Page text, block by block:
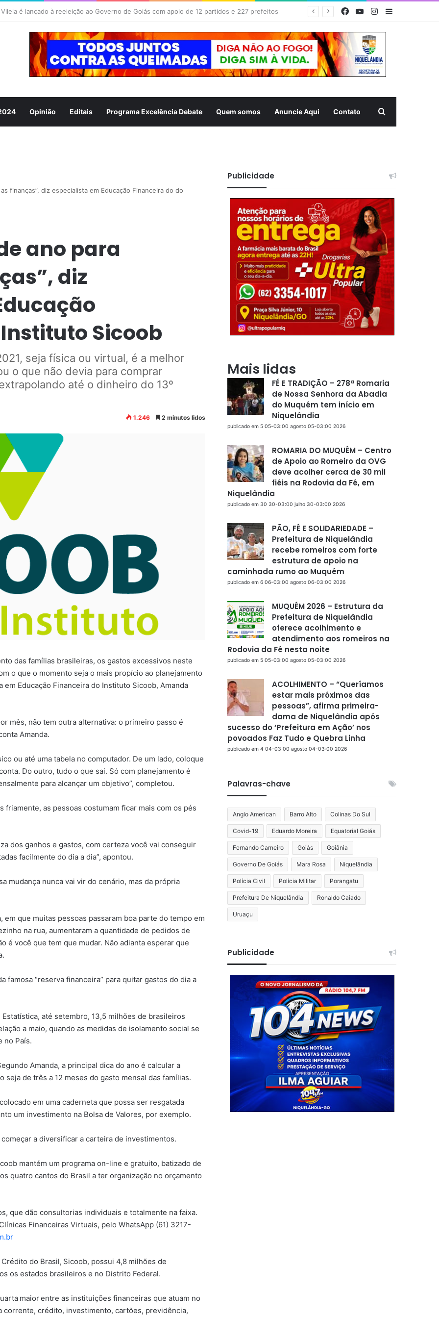
FacebookYouTubeInstagram
Opinião Editais Programa Excelência Debate Quem somos Anuncie Aqui Contato
finanças”, diz especialista em Educação Financeira do do
ano para
diz
Sicoob
seja física ou virtual, é a melhor
o que não devia para comprar
até o dinheiro do 13º
1.246 2 minutos lidos
das famílias brasileiras, os gastos excessivos neste
o que o momento seja o mais propício ao planejamento
Educação Financeira do Instituto Sicoob, Amanda
mês, não tem outra alternativa: o primeiro passo é
Amanda.
ou até uma tabela no computador. De um lado, coloque
Do outro, tudo o que sai. Só com planejamento é
para alcançar um objetivo”, completou.
as pessoas costumam ficar mais com os pés
dos ganhos e gastos, com certeza você vai conseguir
facilmente do dia a dia”, apontou.
mudança nunca vai vir do cenário, mas da própria
que muitas pessoas passaram boa parte do tempo em
na rua, aumentaram a quantidade de pedidos de
é você que tem que mudar. Não adianta esperar que
famosa “reserva financeira” para quitar gastos do dia a
até setembro, 13,5 milhões de brasileiros
a maio, quando as medidas de isolamento social se
no País.
Amanda, a principal dica do ano é calcular a
de três a 12 meses do gasto mensal das famílias.
em uma caderneta que possa ser resgatada
um investimento na Bolsa de Valores, por exemplo.
a diversificar a carteira de investimentos.
mantém um programa on-line e gratuito, batizado de
quatro cantos do Brasil a ter organização no orçamento
que dão consultorias individuais e totalmente na faixa.
Financeiras Virtuais, pelo WhatsApp (61) 3217-
do Brasil, Sicoob, possui 4,8 milhões de
os estados brasileiros e no Distrito Federal.
maior entre as instituições financeiras que atuam no
crédito, investimento, cartões, previdência,
Publicidade
Mais lidas
FÉ E TRADIÇÃO – 278ª Romaria
de Nossa Senhora da Abadia
do Muquém tem início em
Niquelândia
publicado em 5 05-03:00 agosto 05-03:00 2026
ROMARIA DO MUQUÉM – Centro
de Apoio ao Romeiro da OVG
deve acolher cerca de 30 mil
fiéis na Rodovia da Fé, em
Niquelândia
publicado em 30 30-03:00 julho 30-03:00 2026
PÃO, FÉ E SOLIDARIEDADE –
Prefeitura de Niquelândia
recebe romeiros com forte
estrutura de apoio na
caminhada rumo ao Muquém
publicado em 6 06-03:00 agosto 06-03:00 2026
MUQUÉM 2026 – Estrutura da
Prefeitura de Niquelândia
oferece acolhimento e
atendimento aos romeiros na
Rodovia da Fé nesta noite
publicado em 5 05-03:00 agosto 05-03:00 2026
ACOLHIMENTO – “Queríamos
estar mais próximos das
pessoas”, afirma primeira-
dama de Niquelândia após
sucesso do ‘Prefeitura em Ação’ nos
povoados Faz Tudo e Quebra Linha
publicado em 4 04-03:00 agosto 04-03:00 2026
Palavras-chave
Anglo American Barro Alto Colinas Do Sul
Covid-19 Eduardo Moreira Equatorial Goiás
Fernando Carneiro Goiás Goiânia
Governo De Goiás Mara Rosa Niquelândia
Polícia Civil Polícia Militar Porangatu
Prefeitura De Niquelândia Ronaldo Caiado
Uruaçu
Publicidade